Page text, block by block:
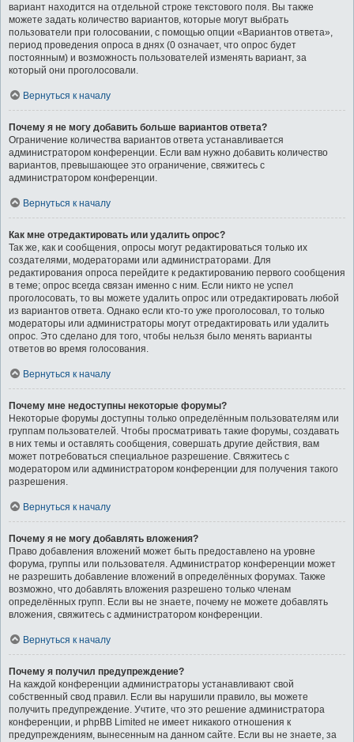
вариант находится на отдельной строке текстового поля. Вы также
можете задать количество вариантов, которые могут выбрать
пользователи при голосовании, с помощью опции «Вариантов ответа»,
период проведения опроса в днях (0 означает, что опрос будет
постоянным) и возможность пользователей изменять вариант, за
который они проголосовали.
Вернуться к началу
Почему я не могу добавить больше вариантов ответа?
Ограничение количества вариантов ответа устанавливается
администратором конференции. Если вам нужно добавить количество
вариантов, превышающее это ограничение, свяжитесь с
администратором конференции.
Вернуться к началу
Как мне отредактировать или удалить опрос?
Так же, как и сообщения, опросы могут редактироваться только их
создателями, модераторами или администраторами. Для
редактирования опроса перейдите к редактированию первого сообщения
в теме; опрос всегда связан именно с ним. Если никто не успел
проголосовать, то вы можете удалить опрос или отредактировать любой
из вариантов ответа. Однако если кто-то уже проголосовал, то только
модераторы или администраторы могут отредактировать или удалить
опрос. Это сделано для того, чтобы нельзя было менять варианты
ответов во время голосования.
Вернуться к началу
Почему мне недоступны некоторые форумы?
Некоторые форумы доступны только определённым пользователям или
группам пользователей. Чтобы просматривать такие форумы, создавать
в них темы и оставлять сообщения, совершать другие действия, вам
может потребоваться специальное разрешение. Свяжитесь с
модератором или администратором конференции для получения такого
разрешения.
Вернуться к началу
Почему я не могу добавлять вложения?
Право добавления вложений может быть предоставлено на уровне
форума, группы или пользователя. Администратор конференции может
не разрешить добавление вложений в определённых форумах. Также
возможно, что добавлять вложения разрешено только членам
определённых групп. Если вы не знаете, почему не можете добавлять
вложения, свяжитесь с администратором конференции.
Вернуться к началу
Почему я получил предупреждение?
На каждой конференции администраторы устанавливают свой
собственный свод правил. Если вы нарушили правило, вы можете
получить предупреждение. Учтите, что это решение администратора
конференции, и phpBB Limited не имеет никакого отношения к
предупреждениям, вынесенным на данном сайте. Если вы не знаете, за